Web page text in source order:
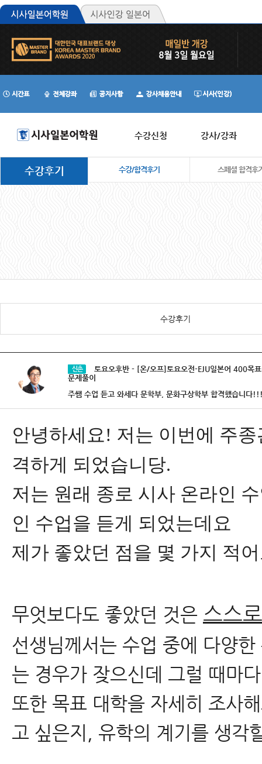
수강신청 강사/강좌
수강후기 수강/합격후기 스페셜 합격후
수강후기
신촌
토요오후반 - [온/오프]토요오전-EJU일본어 400목
문제풀이
주쌤 수업 듣고 와세다 문학부, 문화구상학부 합격했습니다
안녕하세요! 저는 이번에 주
격하게 되었습니당.
저는 원래 종로 시사 온라인
인 수업을 듣게 되었는데요
제가 좋았던 점을 몇 가지 적
무엇보다도 좋았던 것은 스스
선생님께서는 수업 중에 다양
는 경우가 잦으신데 그럴 때마
또한 목표 대학을 자세히 조사
고 싶은지, 유학의 계기를 생각